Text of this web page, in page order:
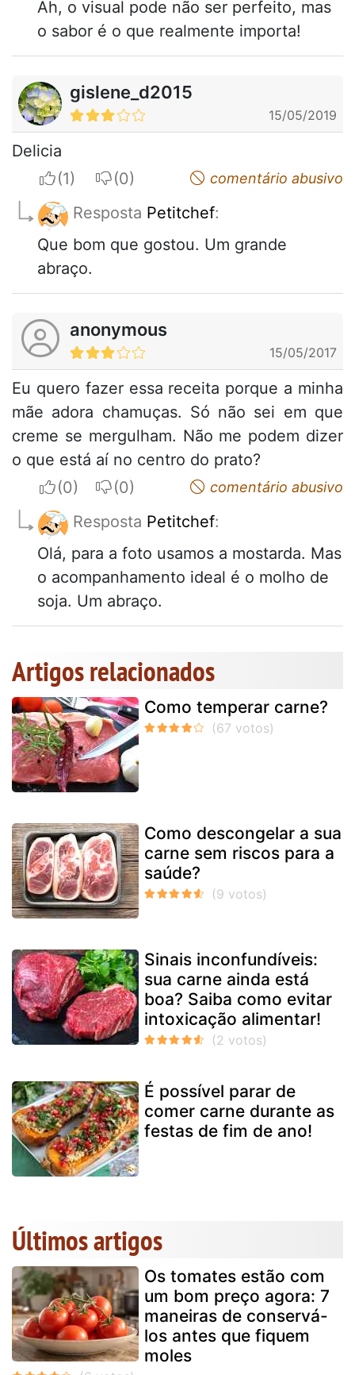
Ah, o visual pode não ser perfeito, mas
o sabor é o que realmente importa!
gislene_d2015
15/05/2019
Delicia
I apreciateI do not appreciatecomentário abusivo
Resposta Petitchef:
Que bom que gostou. Um grande
abraço.
anonymous
15/05/2017
Eu quero fazer essa receita porque a minha
mãe adora chamuças. Só não sei em que
creme se mergulham. Não me podem dizer
o que está aí no centro do prato?
I apreciateI do not appreciatecomentário abusivo
Resposta Petitchef:
Olá, para a foto usamos a mostarda. Mas
o acompanhamento ideal é o molho de
soja. Um abraço.
Artigos relacionados
Como temperar carne?
Como descongelar a sua
carne sem riscos para a
saúde?
Sinais inconfundíveis:
sua carne ainda está
boa? Saiba como evitar
intoxicação alimentar!
É possível parar de
comer carne durante as
festas de fim de ano!
Últimos artigos
Os tomates estão com
um bom preço agora: 7
maneiras de conservá-
los antes que fiquem
moles